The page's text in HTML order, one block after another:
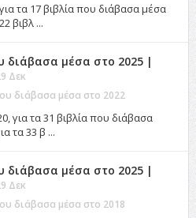
τα 17 βιβλία που διάβασα μέσα
βιβλ ...
διάβασα μέσα στο 2025 |
Δεκ
διάβασα μέσα στο 2022
για τα 31 βιβλία που διάβασα
τα 33 β ...
διάβασα μέσα στο 2025 |
Δεκ
διάβασα μέσα στο 2018